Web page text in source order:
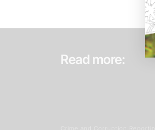
Read more:
Crime and Corruption